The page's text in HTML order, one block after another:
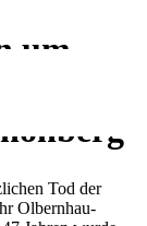
um
Tod der
Olbernhau-